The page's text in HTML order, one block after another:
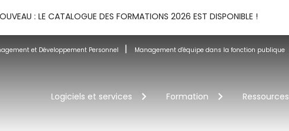
: LE CATALOGUE DES FORMATIONS 2026 EST DISPONIBLE !
et Développement Personnel Management d'équipe dans la fonction publique
Logiciels et services Formation Ressources